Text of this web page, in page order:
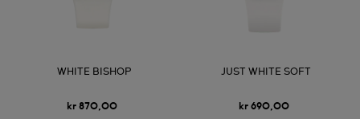
WHITE BISHOP
kr 870,00
JUST WHITE SOFT
kr 690,00